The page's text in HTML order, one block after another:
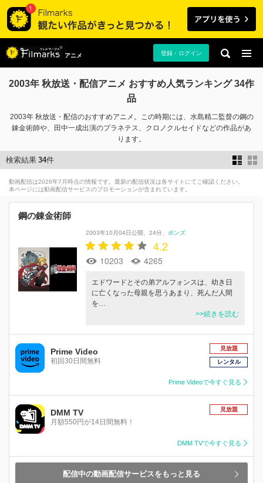
アニメ 登録・ログイン
2003年 秋放送・配信アニメ おすすめ人気ランキング 34作
品
2003年 秋放送・配信のおすすめアニメ。この時期には、水島精二監督の鋼の
錬金術師や、田中一成出演のプラネテス、クロノクルセイドなどの作品があ
ります。
検索結果 34件
動画配信は2026年7月時点の情報です。最新の配信状況は各サイトにてご確認ください。
本ページには動画配信サービスのプロモーションが含まれています。
鋼の錬金術師
2003年10月04日公開 24分 ボンズ
4.2
10203 4265
エドワードとその弟アルフォンスは、幼き日
に亡くなった母親を思うあまり、死んだ人間
を…
>>続きを読む
Prime Video
初回30日間無料
見放題
レンタル
Prime Videoで今すぐ見る
DMM TV
月額550円が14日間無料！
見放題
DMM TVで今すぐ見る
配信中の動画配信サービスをもっと見る